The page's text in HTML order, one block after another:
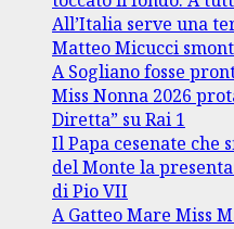
All’Italia serve una
Matteo Micucci
A Sogliano fosse
Miss Nonna 2026
Diretta” su Rai 1
Il Papa cesenate che
del Monte la
di Pio VII
A Gatteo Mare Miss